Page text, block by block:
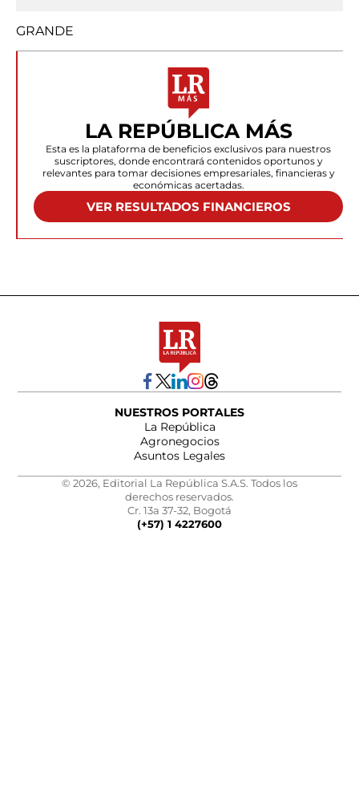
GRANDE
LA REPÚBLICA MÁS
Esta es la plataforma de beneficios exclusivos para nuestros
suscriptores, donde encontrará contenidos oportunos y
relevantes para tomar decisiones empresariales, financieras y
económicas acertadas.
VER RESULTADOS FINANCIEROS
NUESTROS PORTALES
La República
Agronegocios
Asuntos Legales
© 2026, Editorial La República S.A.S. Todos los
derechos reservados.
Cr. 13a 37-32, Bogotá
(+57) 1 4227600